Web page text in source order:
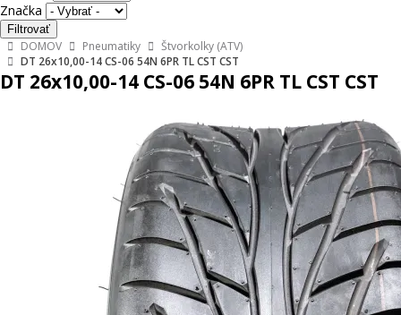
Značka
DOMOV Pneumatiky
Štvorkolky (ATV)
DT 26x10,00-14 CS-06 54N 6PR TL CST CST
DT 26x10,00-14 CS-06 54N 6PR TL CST CST